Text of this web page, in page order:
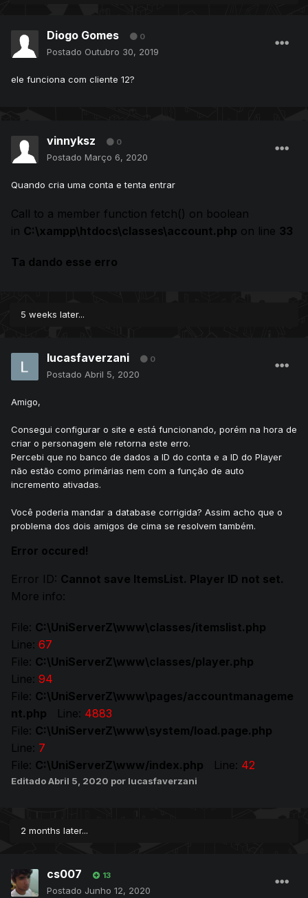
Diogo Gomes 0
Postado Outubro 30, 2019
ele funciona com cliente 12?
vinnyksz 0
Postado Março 6, 2020
Quando cria uma conta e tenta entrar
Call to a member function fetch() on boolean
in C:\xampp\htdocs\classes\account.php on line 33
Ta dando esse erro
5 weeks later...
lucasfaverzani 0
Postado Abril 5, 2020
Amigo,
Consegui configurar o site e está funcionando, porém na hora de
criar o personagem ele retorna este erro.
Percebi que no banco de dados a ID do conta e a ID do Player
não estão como primárias nem com a função de auto
incremento ativadas.
Você poderia mandar a database corrigida? Assim acho que o
problema dos dois amigos de cima se resolvem também.
Error occured!
Error ID: Cannot save ItemsList. Player ID not set.
More info:
File: C:\UniServerZ\www\classes/itemslist.php
Line: 67
File: C:\UniServerZ\www\classes/player.php
Line: 94
File: C:\UniServerZ\www\pages/accountmanageme
nt.php
Line: 4883
File: C:\UniServerZ\www\system/load.page.php
Line: 7
File: C:\UniServerZ\www/index.php Line: 42
EditadoAbril 5, 2020 por lucasfaverzani
2 months later...
cs007 13
Postado Junho 12, 2020